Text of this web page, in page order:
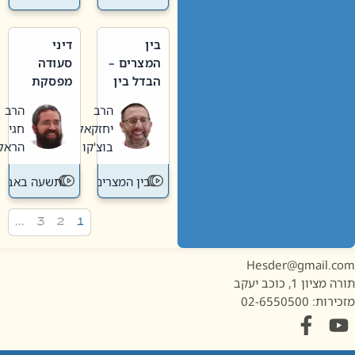
בין
המצרים –
הבדל בין
חדשה
לישנה
הרב
יחזקאל
בוצ'קו
בין המצרים
דיני
סעודה
מפסקת
תשעה
באב
הרב
חגי
הראל
תשעה באב
1, כוכב יעקב
02-6550500